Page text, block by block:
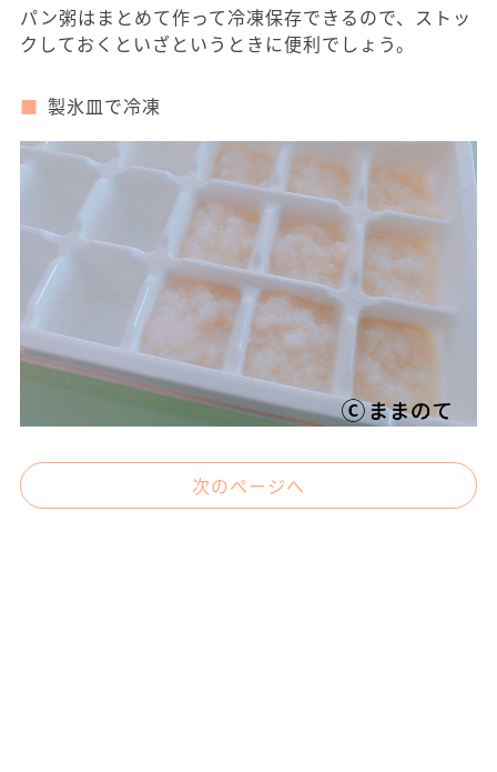
パン粥はまとめて作って冷凍保存できるので、ストッ
クしておくといざというときに便利でしょう。
製氷皿で冷凍
次のページへ